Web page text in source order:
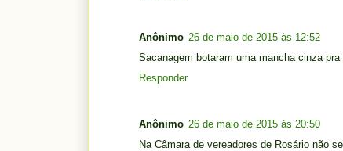
Anônimo 26 de maio de 2015 às 12:52
Sacanagem botaram uma mancha cinza
Responder
Anônimo 26 de maio de 2015 às 20:50
Na Câmara de vereadores de Rosário não